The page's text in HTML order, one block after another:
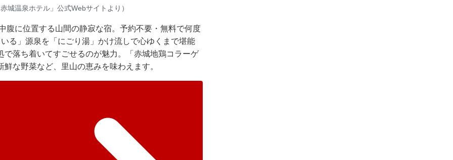
城温泉ホテル」公式Webサイトより）
腹に位置する山間の静寂な宿。予約不要・無料で何度
る」源泉を「にごり湯」かけ流しで心ゆくまで堪能
落ち着いてすごせるのが魅力。「赤城地鶏コラーゲ
な野菜など、里山の恵みを味わえます。